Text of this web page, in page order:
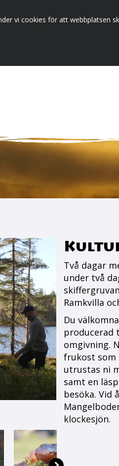
vi cookies för att webbplatsen
Två dagar
under två
Ramkvilla
Du
producerad
omgivning.
frukost som
utrustas ni
samt en
besöka. Vid
klockesjön.